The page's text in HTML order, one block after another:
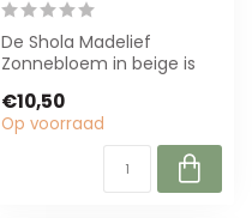
De Shola Madelief
Zonnebloem in beige is
kunstbloem van shola,
idea...
€10,50
Op voorraad